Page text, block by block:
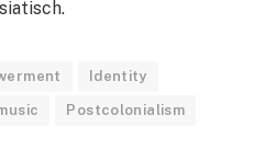
Identity
Postcolonialism